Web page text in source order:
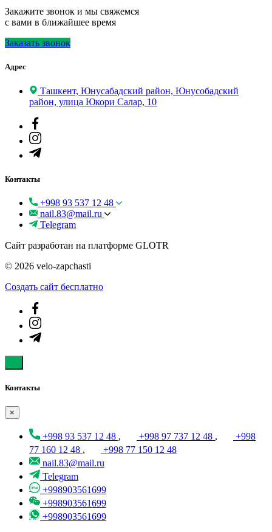
Закажите звонок и мы свяжемся
с вами в ближайшее время
Заказать звонок
Адрес
Ташкент, Юнусабадский район, Юнусобадский
район, улица Юкори Салар, 10
Контакты
+998 93 537 12 48
nail.83@mail.ru
Telegram
Сайт разработан на платформе GLOTR
© 2026 velo-zapchasti
Создать cайт бесплатно
Контакты
×
+998 93 537 12 48 , +998 97 737 12 48 ,
+998
77 160 12 48 ,
+998 77 150 12 48
nail.83@mail.ru
Telegram
+998903561699
+998903561699
+998903561699